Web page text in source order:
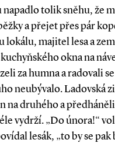
napadlo tolik sněhu, že
a přejet přes pár
lokálu, majitel lesa a
okna na
za humna a radovali
neubývalo. Ladovská
na druhého a
vydrží. „Do února!“
lesák, „to by se